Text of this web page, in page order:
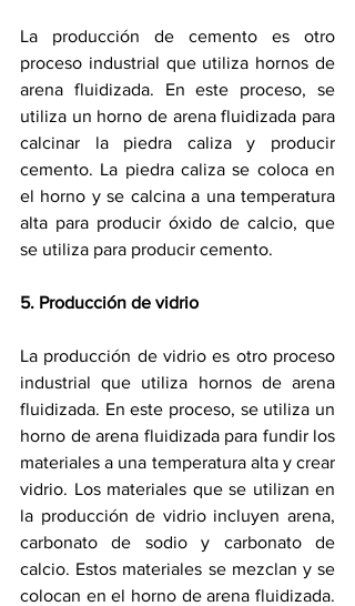
La producción de cemento es otro
proceso industrial que utiliza hornos de
arena fluidizada. En este proceso, se
utiliza un horno de arena fluidizada para
calcinar la piedra caliza y producir
cemento. La piedra caliza se coloca en
el horno y se calcina a una temperatura
alta para producir óxido de calcio, que
se utiliza para producir cemento.
5. Producción de vidrio
La producción de vidrio es otro proceso
industrial que utiliza hornos de arena
fluidizada. En este proceso, se utiliza un
horno de arena fluidizada para fundir los
materiales a una temperatura alta y crear
vidrio. Los materiales que se utilizan en
la producción de vidrio incluyen arena,
carbonato de sodio y carbonato de
calcio. Estos materiales se mezclan y se
colocan en el horno de arena fluidizada.